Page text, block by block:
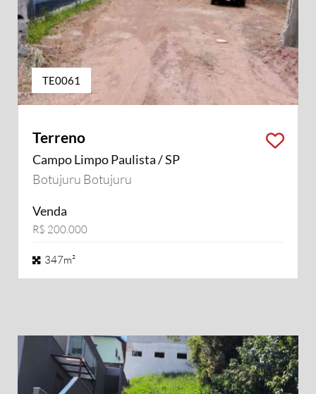
TE0061
Terreno
Campo Limpo Paulista / SP
Botujuru Botujuru
Venda
R$ 200.000
347m²